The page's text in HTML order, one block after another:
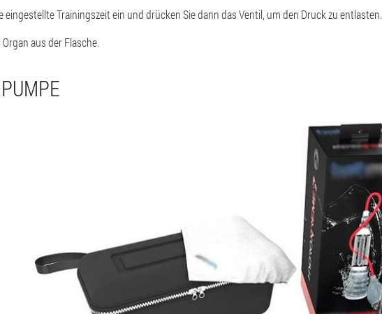
eingestellte Trainingszeit ein und drücken Sie dann das Ventil, um den Druck zu entlasten.
aus der Flasche.